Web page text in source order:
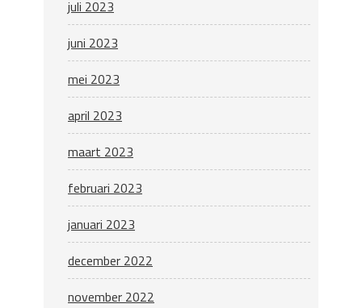
juli 2023
juni 2023
mei 2023
april 2023
maart 2023
februari 2023
januari 2023
december 2022
november 2022